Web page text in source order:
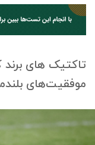
تاکتیک های برند
موفقیت‌های